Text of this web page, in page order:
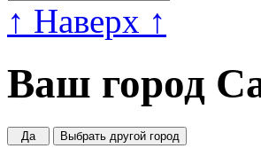
↑ Наверх ↑
Ваш город
Да Выбрать другой город